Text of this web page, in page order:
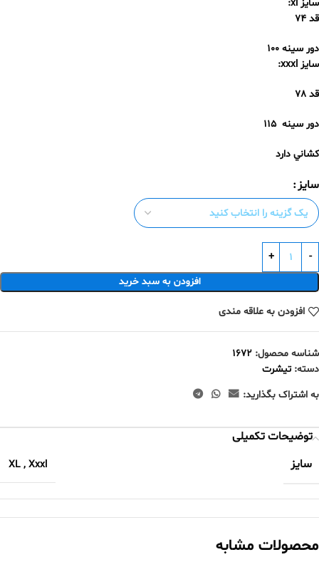
سايز xl:
قد ٧٤
دور سينه ١٠٠
سايز xxxl:
قد ٧٨
دور سينه ١١٥
كشاني دارد
سایز
افزودن به سبد خرید
افزودن به علاقه مندی
شناسه محصول: ۱۶۷۲
دسته: تيشرت
به اشتراک بگذارید:
توضیحات تکمیلی
سایز
XL , Xxxl
محصولات مشابه